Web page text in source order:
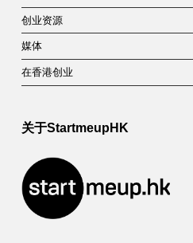
创业资源
媒体
在香港创业
关于StartmeupHK